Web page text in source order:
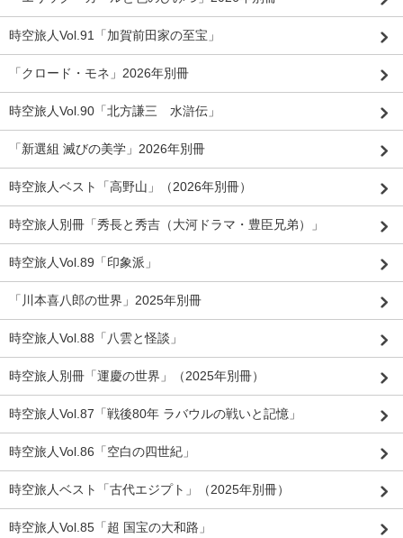
時空旅人Vol.91「加賀前田家の至宝」
「クロード・モネ」2026年別冊
時空旅人Vol.90「北方謙三 水滸伝」
「新選組 滅びの美学」2026年別冊
時空旅人ベスト「高野山」（2026年別冊）
時空旅人別冊「秀長と秀吉（大河ドラマ・豊臣兄弟）」
時空旅人Vol.89「印象派」
「川本喜八郎の世界」2025年別冊
時空旅人Vol.88「八雲と怪談」
時空旅人別冊「運慶の世界」（2025年別冊）
時空旅人Vol.87「戦後80年 ラバウルの戦いと記憶」
時空旅人Vol.86「空白の四世紀」
時空旅人ベスト「古代エジプト」（2025年別冊）
時空旅人Vol.85「超 国宝の大和路」